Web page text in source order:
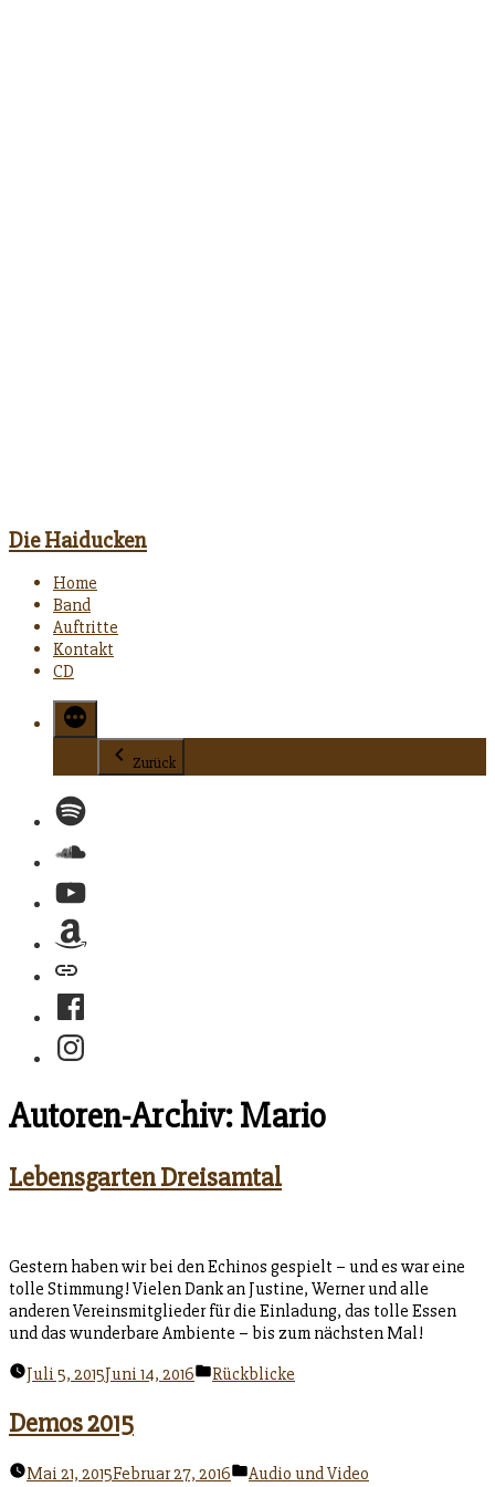
Die Haiducken
Home
Band
Auftritte
Kontakt
CD
Zurück
Spotify
Soundcloud
YouTube
Amazon
Facebook
Instagram
Autoren-Archiv:Mario
Lebensgarten Dreisamtal
Gestern haben wir bei den Echinos gespielt – und es war eine
tolle Stimmung! Vielen Dank an Justine, Werner und alle
anderen Vereinsmitglieder für die Einladung, das tolle Essen
und das wunderbare Ambiente – bis zum nächsten Mal!
Juli 5, 2015Juni 14, 2016
Veröffentlicht
Rückblicke
Demos 2015
Mai 21, 2015Februar 27, 2016
Veröffentlicht
Audio und Video